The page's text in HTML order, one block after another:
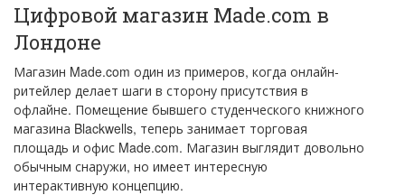
Цифровой магазин Made.com в
Лондоне
Магазин Made.com один из примеров, когда онлайн-
ритейлер делает шаги в сторону присутствия в
офлайне. Помещение бывшего студенческого книжного
магазина Blackwells, теперь занимает торговая
площадь и офис Made.com. Магазин выглядит довольно
обычным снаружи, но имеет интересную
интерактивную концепцию.